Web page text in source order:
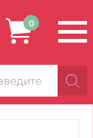
0